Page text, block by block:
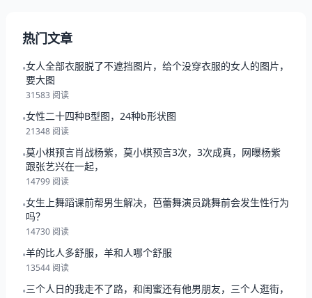
热门文章
•女人全部衣服脱了不遮挡图片，给个没穿衣服的女人的图片，
要大图
31583 阅读
•女性二十四种B型图，24种b形状图
21348 阅读
•莫小棋预言肖战杨紫，莫小棋预言3次，3次成真，网曝杨紫
跟张艺兴在一起，
14799 阅读
•女生上舞蹈课前帮男生解决，芭蕾舞演员跳舞前会发生性行为
吗？
14730 阅读
•羊的比人多舒服，羊和人哪个舒服
13544 阅读
•三个人日的我走不了路，和闺蜜还有他男朋友，三个人逛街，